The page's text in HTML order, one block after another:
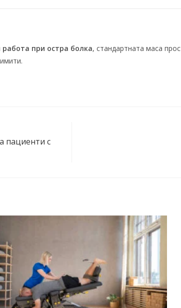
при остра болка, стандартната маса
пациенти с